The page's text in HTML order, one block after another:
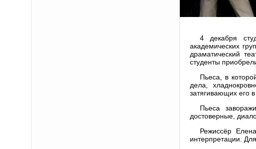
4 декабря
академических
драматический
студенты
Пьеса, в
дела,
затягивающих его
Пьеса
достоверные,
Режиссёр
интерпретации.